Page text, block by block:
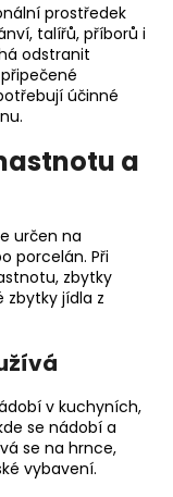
prostředek
talířů, příborů i
odstranit
účinné
a
určen na
porcelán. Při
zbytky
zbytky jídla z
v kuchyních,
se nádobí a
se na hrnce,
vybavení.